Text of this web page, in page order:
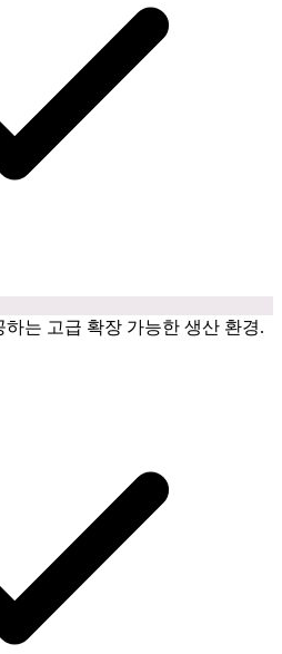
는 고급 확장 가능한 생산 환경.